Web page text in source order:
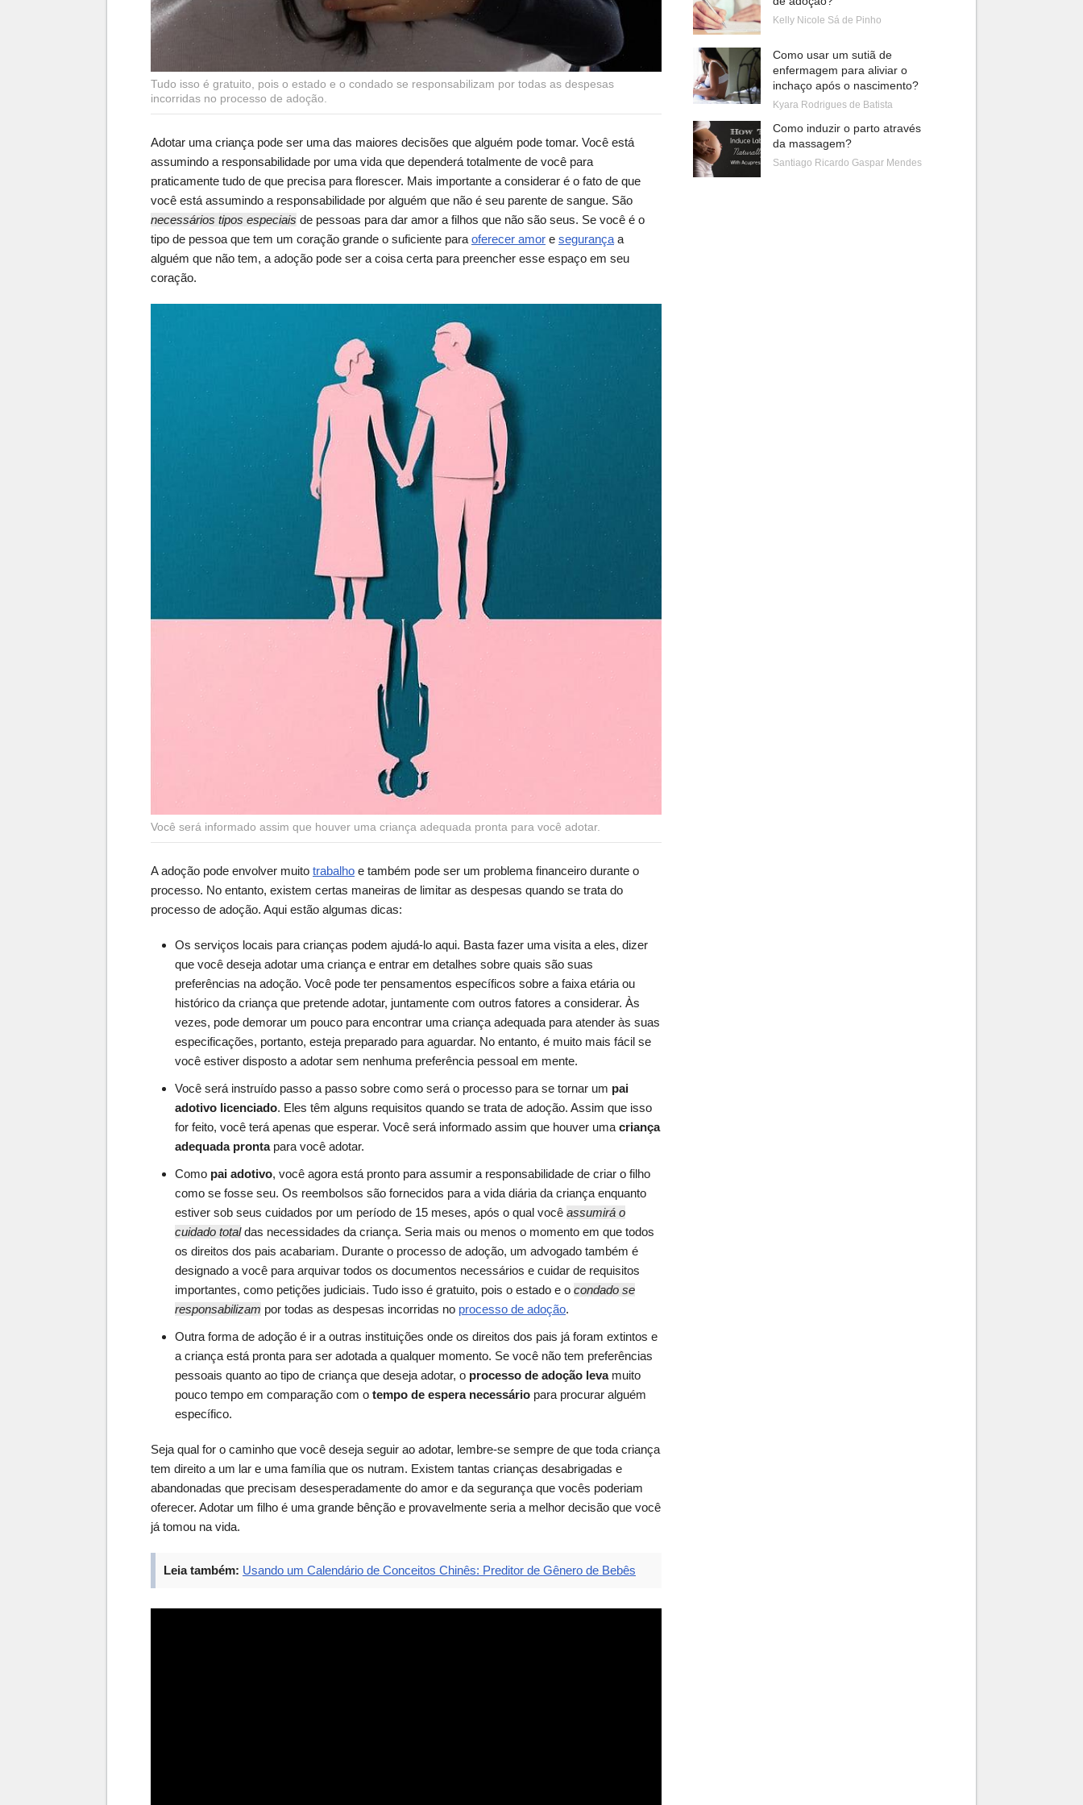
Tudo isso é gratuito, pois o estado e o condado se responsabilizam por todas as despesas
incorridas no processo de adoção.
Adotar uma criança pode ser uma das maiores decisões que alguém pode tomar. Você está
assumindo a responsabilidade por uma vida que dependerá totalmente de você para
praticamente tudo de que precisa para florescer. Mais importante a considerar é o fato de que
você está assumindo a responsabilidade por alguém que não é seu parente de sangue. São
necessários tipos especiais de pessoas para dar amor a filhos que não são seus. Se você é o
tipo de pessoa que tem um coração grande o suficiente para oferecer amor e segurança a
alguém que não tem, a adoção pode ser a coisa certa para preencher esse espaço em seu
coração.
Você será informado assim que houver uma criança adequada pronta para você adotar.
A adoção pode envolver muito trabalho e também pode ser um problema financeiro durante o
processo. No entanto, existem certas maneiras de limitar as despesas quando se trata do
processo de adoção. Aqui estão algumas dicas:
Os serviços locais para crianças podem ajudá-lo aqui. Basta fazer uma visita a eles, dizer
que você deseja adotar uma criança e entrar em detalhes sobre quais são suas
preferências na adoção. Você pode ter pensamentos específicos sobre a faixa etária ou
histórico da criança que pretende adotar, juntamente com outros fatores a considerar. Às
vezes, pode demorar um pouco para encontrar uma criança adequada para atender às suas
especificações, portanto, esteja preparado para aguardar. No entanto, é muito mais fácil se
você estiver disposto a adotar sem nenhuma preferência pessoal em mente.
Você será instruído passo a passo sobre como será o processo para se tornar um pai
adotivo licenciado. Eles têm alguns requisitos quando se trata de adoção. Assim que isso
for feito, você terá apenas que esperar. Você será informado assim que houver uma criança
adequada prontapara você adotar.
Como pai adotivo, você agora está pronto para assumir a responsabilidade de criar o filho
como se fosse seu. Os reembolsos são fornecidos para a vida diária da criança enquanto
estiver sob seus cuidados por um período de 15 meses, após o qual você assumirá o
cuidado totaldas necessidades da criança. Seria mais ou menos o momento em que todos
os direitos dos pais acabariam. Durante o processo de adoção, um advogado também é
designado a você para arquivar todos os documentos necessários e cuidar de requisitos
importantes, como petições judiciais. Tudo isso é gratuito, pois o estado e o condado se
responsabilizam por todas as despesas incorridas no processo de adoção.
Outra forma de adoção é ir a outras instituições onde os direitos dos pais já foram extintos e
a criança está pronta para ser adotada a qualquer momento. Se você não tem preferências
pessoais quanto ao tipo de criança que deseja adotar, o processo de adoção levamuito
pouco tempo em comparação com o tempo de espera necessário para procurar alguém
específico.
Seja qual for o caminho que você deseja seguir ao adotar, lembre-se sempre de que toda criança
tem direito a um lar e uma família que os nutram. Existem tantas crianças desabrigadas e
abandonadas que precisam desesperadamente do amor e da segurança que vocês poderiam
oferecer. Adotar um filho é uma grande bênção e provavelmente seria a melhor decisão que você
já tomou na vida.
Leia também: Usando um Calendário de Conceitos Chinês: Preditor de Gênero de Bebês
Kelly Nicole Sá de Pinho
Como usar um sutiã de
enfermagem para aliviar o
inchaço após o nascimento?
Kyara Rodrigues de Batista
Como induzir o parto através
da massagem?
Santiago Ricardo Gaspar Mendes